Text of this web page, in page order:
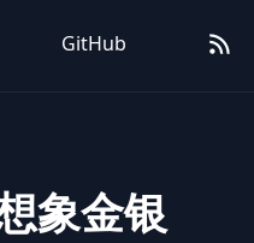
GitHub
象金银